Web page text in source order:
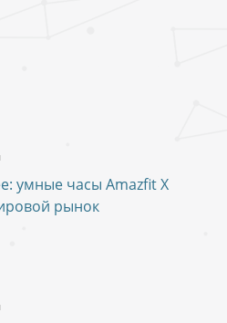
умные часы Amazfit X
рынок